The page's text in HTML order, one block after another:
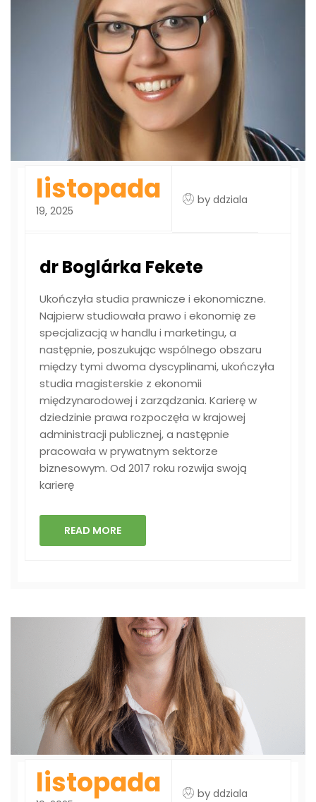
listopada
19, 2025
by ddziala
dr Boglárka Fekete
Ukończyła studia prawnicze i ekonomiczne.
Najpierw studiowała prawo i ekonomię ze
specjalizacją w handlu i marketingu, a
następnie, poszukując wspólnego obszaru
między tymi dwoma dyscyplinami, ukończyła
studia magisterskie z ekonomii
międzynarodowej i zarządzania. Karierę w
dziedzinie prawa rozpoczęła w krajowej
administracji publicznej, a następnie
pracowała w prywatnym sektorze
biznesowym. Od 2017 roku rozwija swoją
karierę
READ MORE
listopada by ddziala